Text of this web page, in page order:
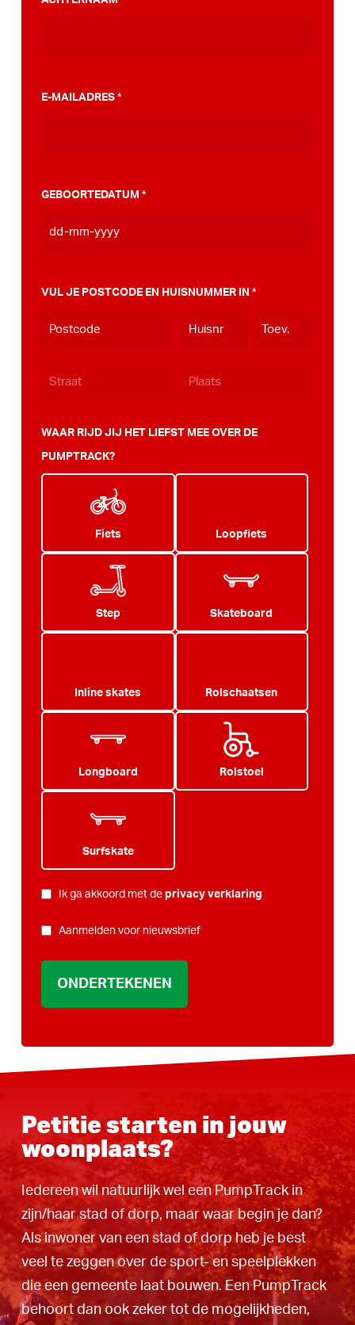
E-MAILADRES *
GEBOORTEDATUM *
MM
JJJJ
VUL JE POSTCODE EN HUISNUMMER IN *
WAAR RIJD JIJ HET LIEFST MEE OVER DE
PUMPTRACK?
Fiets Loopfiets
Step Skateboard
Inline skates Rolschaatsen
Longboard Rolstoel
Surfskate
PRIVACYIk ga akkoord met de privacy verklaring
NIEUWSBRIEF
Aanmelden voor nieuwsbrief
Petitie starten in jouw
woonplaats?
Iedereen wil natuurlijk wel een PumpTrack in
zijn/haar stad of dorp, maar waar begin je dan?
Als inwoner van een stad of dorp heb je best
veel te zeggen over de sport- en speelplekken
die een gemeente laat bouwen. Een PumpTrack
behoort dan ook zeker tot de mogelijkheden,